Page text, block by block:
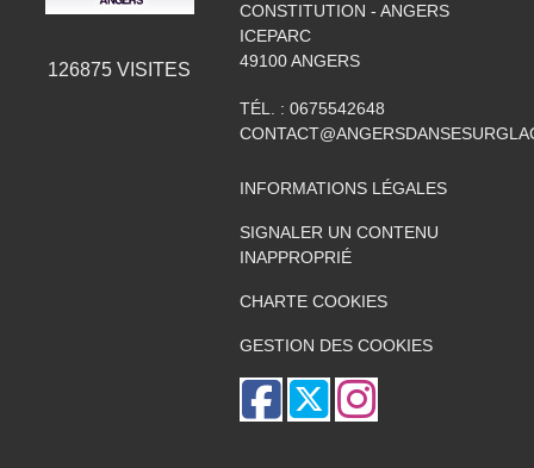
126875 VISITES
CONSTITUTION - ANGERS
ICEPARC
49100 ANGERS
TÉL. : 0675542648
INFORMATIONS LÉGALES
SIGNALER UN CONTENU
INAPPROPRIÉ
CHARTE COOKIES
GESTION DES COOKIES